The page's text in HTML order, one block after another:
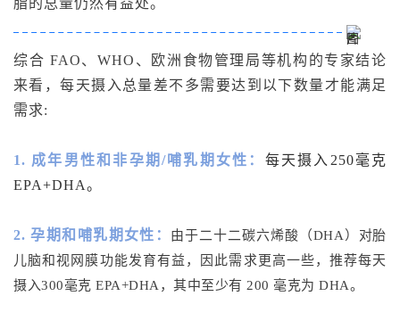
综合 FAO、WHO、欧洲食物管理局等机构的专家结论
来看，每天摄入总量差不多需要达到以下数量才能满足
需求:
1. 成年男性和非孕期/哺乳期女性： 每天摄入250毫克
EPA+DHA。
2. 孕期和哺乳期女性： 由于二十二碳六烯酸（DHA）对胎
儿脑和视网膜功能发育有益，因此需求更高一些，推荐每天
摄入300毫克 EPA+DHA，其中至少有 200 毫克为 DHA。